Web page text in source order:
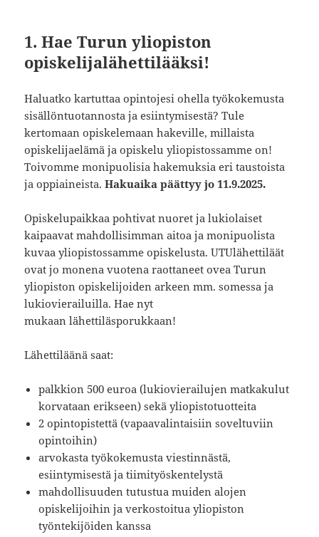
1.Hae Turun yliopiston
opiskelijalähettilääksi!
Haluatko kartuttaa opintojesi ohella työkokemusta
sisällöntuotannosta ja esiintymisestä? Tule
kertomaan opiskelemaan hakeville, millaista
opiskelijaelämä ja opiskelu yliopistossamme on!
Toivomme monipuolisia hakemuksia eri taustoista
ja oppiaineista. Hakuaika päättyy jo 11.9.2025.
​​​​​​Opiskelupaikkaa pohtivat nuoret ja lukiolaiset
kaipaavat mahdollisimman aitoa ja monipuolista
kuvaa yliopistossamme opiskelusta. UTUlähettiläät
ovat jo monena vuotena raottaneet ovea Turun
yliopiston opiskelijoiden arkeen mm. somessa ja
lukiovierailuilla. Hae nyt
mukaan lähettiläsporukkaan!
Lähettiläänä saat:
palkkion 500 euroa (lukiovierailujen matkakulut
korvataan erikseen) sekä yliopistotuotteita
2 opintopistettä (vapaavalintaisiin soveltuviin
opintoihin)
arvokasta työkokemusta viestinnästä,
esiintymisestä ja tiimityöskentelystä
mahdollisuuden tutustua muiden alojen
opiskelijoihin ja verkostoitua yliopiston
työntekijöiden kanssa